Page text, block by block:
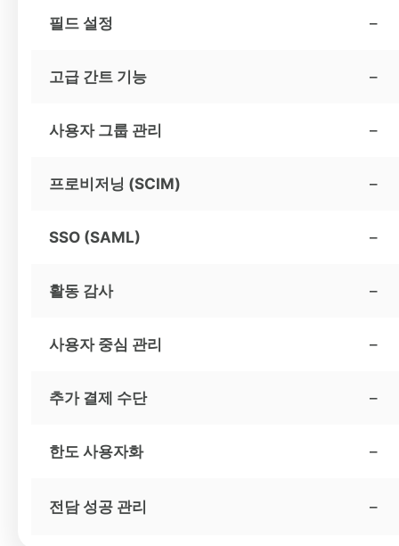
필드 설정 –
고급 간트 기능 –
사용자 그룹 관리 –
프로비저닝 (SCIM) –
SSO (SAML) –
활동 감사 –
사용자 중심 관리 –
추가 결제 수단 –
한도 사용자화 –
전담 성공 관리 –